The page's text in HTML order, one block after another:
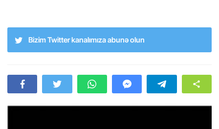
Bizim Twitter kanalımıza abunə olun